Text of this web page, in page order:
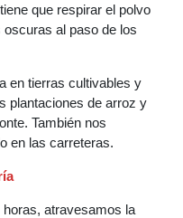
que respirar el polvo
al paso de los
en tierras cultivables y
plantaciones de arroz y
También nos
en las carreteras.
atravesamos la